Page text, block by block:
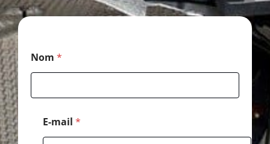
o
d
E
Nom *
E-mail *